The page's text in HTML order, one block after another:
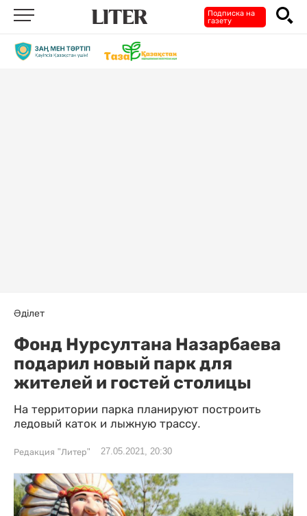
Подписка на
газету
Әділет
Фонд Нурсултана Назарбаева
подарил новый парк для
жителей и гостей столицы
На территории парка планируют построить
ледовый каток и лыжную трассу.
Редакция "Литер" 27.05.2021, 20:30